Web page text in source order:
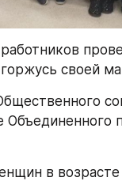
своей
в возрасте